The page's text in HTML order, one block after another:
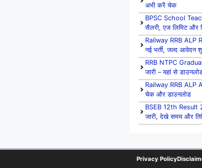
अभी करें चेक
BPSC School
सैलरी, एज लिमिट और
Railway RRB ALP
नई भर्ती, जल्द आवेदन
RRB NTPC
जारी – यहां से
Railway RRB
चेक और डाउनलोड
BSEB 12th Result
जारी, देखे समय और
Privacy Policy